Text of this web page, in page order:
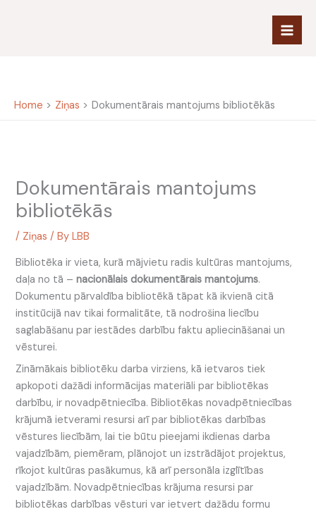
Home Ziņas Dokumentārais mantojums bibliotēkās
Dokumentārais mantojums
bibliotēkās
/ Ziņas / ByLBB
Bibliotēka ir vieta, kurā mājvietu radis kultūras mantojums,
daļa no tā –nacionālais dokumentārais mantojums.
Dokumentu pārvaldība bibliotēkā tāpat kā ikvienā citā
institūcijā nav tikai formalitāte, tā nodrošina liecību
saglabāšanu par iestādes darbību faktu apliecināšanai un
vēsturei.
Zināmākais bibliotēku darba virziens, kā ietvaros tiek
apkopoti dažādi informācijas materiāli par bibliotēkas
darbību, ir novadpētniecība. Bibliotēkas novadpētniecības
krājumā ietverami resursi arī par bibliotēkas darbības
vēstures liecībām, lai tie būtu pieejami ikdienas darba
vajadzībām, piemēram, plānojot un izstrādājot projektus,
rīkojot kultūras pasākumus, kā arī personāla izglītības
vajadzībām. Novadpētniecības krājuma resursi par
bibliotēkas darbības vēsturi var ietvert dažādu formu